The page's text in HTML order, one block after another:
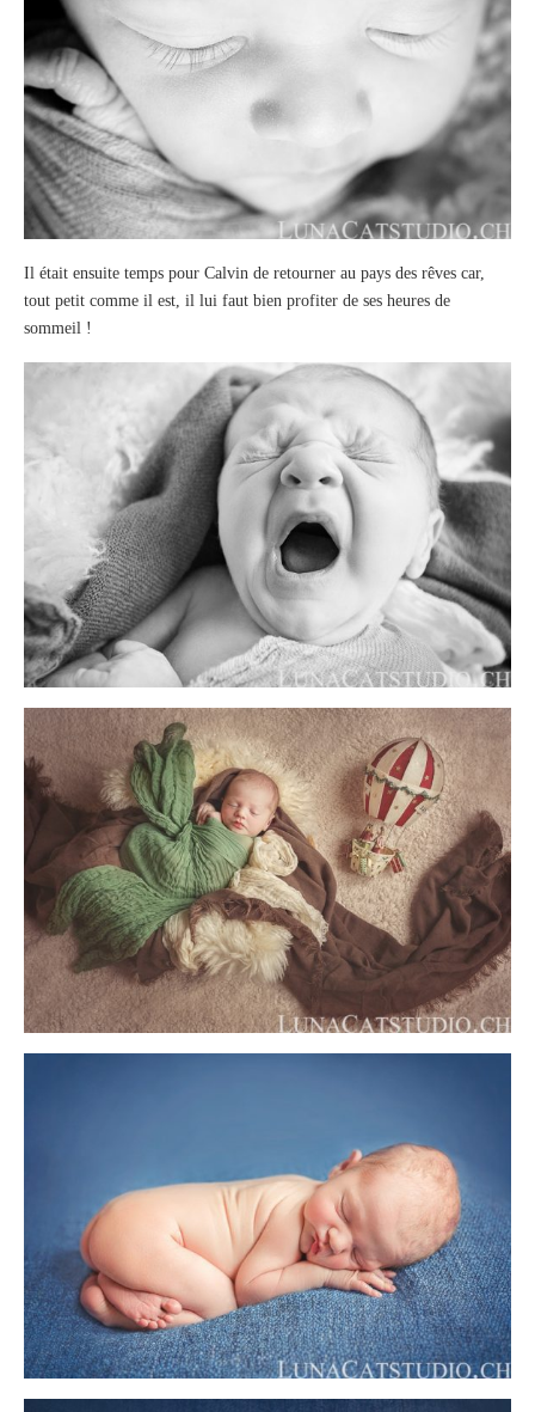
Il était ensuite temps pour Calvin de retourner au pays des rêves car,
tout petit comme il est, il lui faut bien profiter de ses heures de
sommeil !